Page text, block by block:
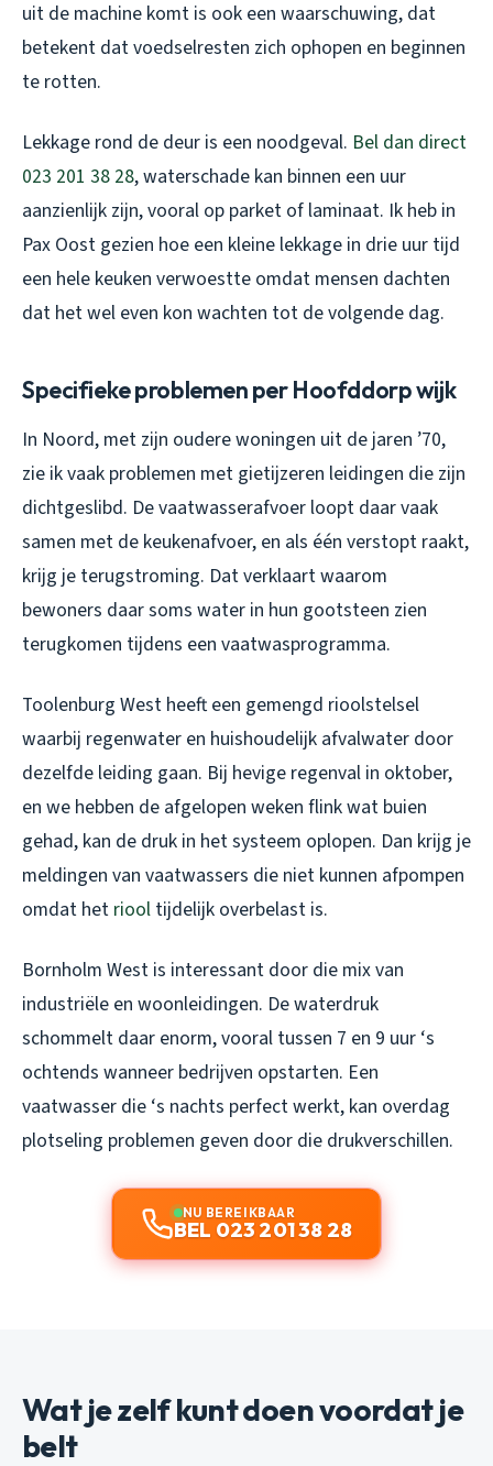
uit de machine komt is ook een waarschuwing, dat
betekent dat voedselresten zich ophopen en beginnen
te rotten.
Lekkage rond de deur is een noodgeval. Bel dan direct
023 201 38 28, waterschade kan binnen een uur
aanzienlijk zijn, vooral op parket of laminaat. Ik heb in
Pax Oost gezien hoe een kleine lekkage in drie uur tijd
een hele keuken verwoestte omdat mensen dachten
dat het wel even kon wachten tot de volgende dag.
Specifieke problemen per Hoofddorp wijk
In Noord, met zijn oudere woningen uit de jaren ’70,
zie ik vaak problemen met gietijzeren leidingen die zijn
dichtgeslibd. De vaatwasserafvoer loopt daar vaak
samen met de keukenafvoer, en als één verstopt raakt,
krijg je terugstroming. Dat verklaart waarom
bewoners daar soms water in hun gootsteen zien
terugkomen tijdens een vaatwasprogramma.
Toolenburg West heeft een gemengd rioolstelsel
waarbij regenwater en huishoudelijk afvalwater door
dezelfde leiding gaan. Bij hevige regenval in oktober,
en we hebben de afgelopen weken flink wat buien
gehad, kan de druk in het systeem oplopen. Dan krijg je
meldingen van vaatwassers die niet kunnen afpompen
omdat het riool tijdelijk overbelast is.
Bornholm West is interessant door die mix van
industriële en woonleidingen. De waterdruk
schommelt daar enorm, vooral tussen 7 en 9 uur ‘s
ochtends wanneer bedrijven opstarten. Een
vaatwasser die ‘s nachts perfect werkt, kan overdag
plotseling problemen geven door die drukverschillen.
NU BEREIKBAAR
BEL 023 201 38 28
Wat je zelf kunt doen voordat je
belt